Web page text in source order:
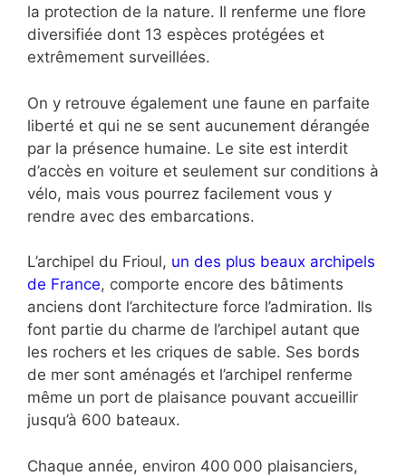
la protection de la nature. Il renferme une flore
diversifiée dont 13 espèces protégées et
extrêmement surveillées.
On y retrouve également une faune en parfaite
liberté et qui ne se sent aucunement dérangée
par la présence humaine. Le site est interdit
d’accès en voiture et seulement sur conditions à
vélo, mais vous pourrez facilement vous y
rendre avec des embarcations.
L’archipel du Frioul, un des plus beaux archipels
de France, comporte encore des bâtiments
anciens dont l’architecture force l’admiration. Ils
font partie du charme de l’archipel autant que
les rochers et les criques de sable. Ses bords
de mer sont aménagés et l’archipel renferme
même un port de plaisance pouvant accueillir
jusqu’à 600 bateaux.
Chaque année, environ 400 000 plaisanciers,